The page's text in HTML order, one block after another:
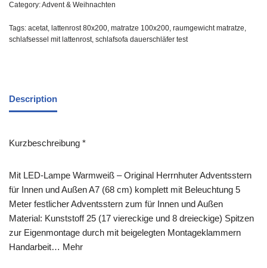
Category:Advent & Weihnachten
Tags: acetat, lattenrost 80x200, matratze 100x200, raumgewicht matratze,
schlafsessel mit lattenrost, schlafsofa dauerschläfer test
Description
Kurzbeschreibung *
Mit LED-Lampe Warmweiß – Original Herrnhuter Adventsstern
für Innen und Außen A7 (68 cm) komplett mit Beleuchtung 5
Meter festlicher Adventsstern zum für Innen und Außen
Material: Kunststoff 25 (17 viereckige und 8 dreieckige) Spitzen
zur Eigenmontage durch mit beigelegten Montageklammern
Handarbeit… Mehr